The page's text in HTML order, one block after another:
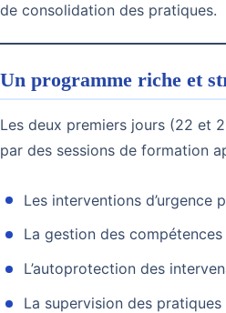
de consolidation des pratiques.
Un programme riche et
Les deux premiers jours (22 et
par des sessions de formation
Les interventions d’urgence
La gestion des
L’autoprotection des
La supervision des pratiques